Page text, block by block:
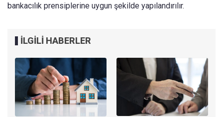
bankacılık prensiplerine uygun şekilde yapılandırılır.
İLGİLİ HABERLER